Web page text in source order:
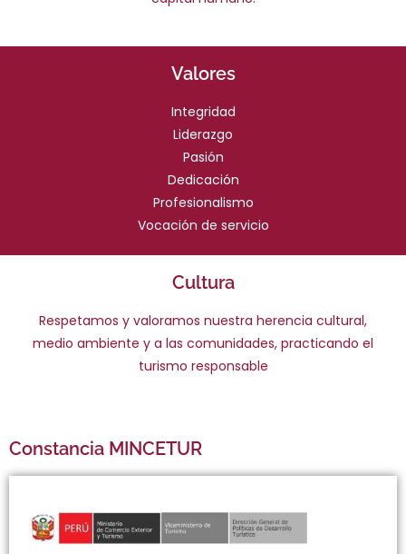
Valores
Integridad
Liderazgo
Pasión
Dedicación
Profesionalismo
Vocación de servicio
Cultura
Respetamos y valoramos nuestra herencia cultural,
medio ambiente y a las comunidades, practicando el
turismo responsable
Constancia MINCETUR